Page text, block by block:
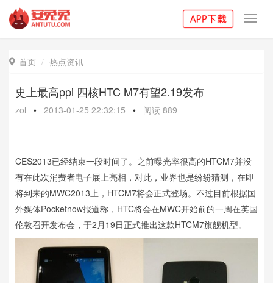
 首页 热点资讯
史上最高ppi 四核HTC M7有望2.19发布
zol • 2013-01-25 22:32:15 • 阅读 889
CES2013已经结束一段时间了。之前曝光率很高的HTCM7并没
有在此次消费者电子展上亮相，对此，业界也是纷纷猜测，在即
将到来的MWC2013上，HTCM7将会正式登场。不过目前根据国
外媒体Pocketnow报道称，HTC将会在MWC开始前的一周在英国
伦敦召开发布会，于2月19日正式推出这款HTCM7旗舰机型。